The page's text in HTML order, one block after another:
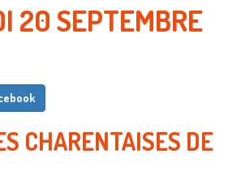
20 SEPTEMBRE
CHARENTAISES DE